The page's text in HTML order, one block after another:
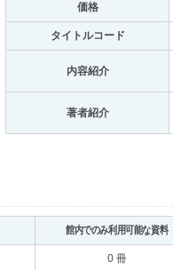
価格
タイトルコード
内容紹介
著者紹介
館内でのみ利用可能な資料
0 冊